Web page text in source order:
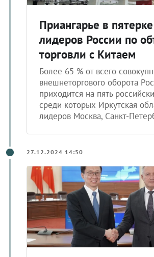
Приангарье в
лидеров России по
торговли с Китаем
Более 65 % от всего
внешнеторгового оборота
приходится на пять
среди которых Иркутская
лидеров Москва, Санкт-
27.12.2024 14:50